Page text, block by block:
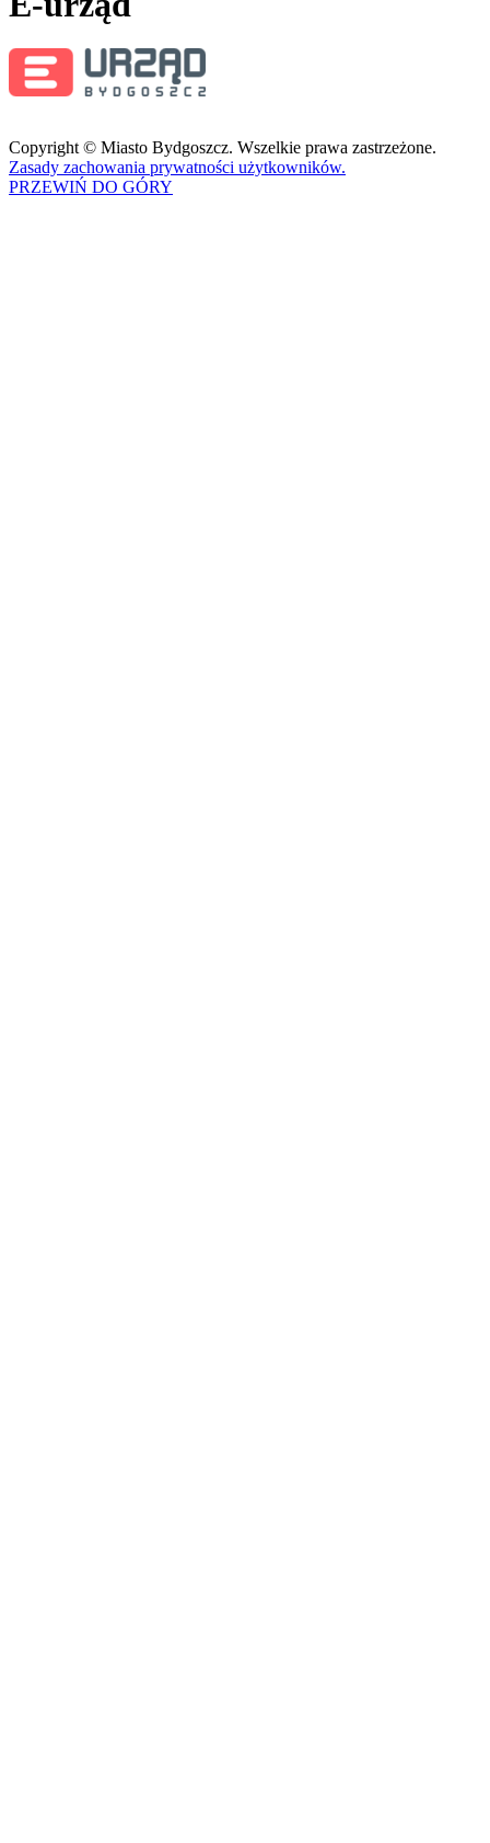
Copyright © Miasto Bydgoszcz. Wszelkie prawa zastrzeżone.
Zasady zachowania prywatności użytkowników.
PRZEWIŃ DO GÓRY